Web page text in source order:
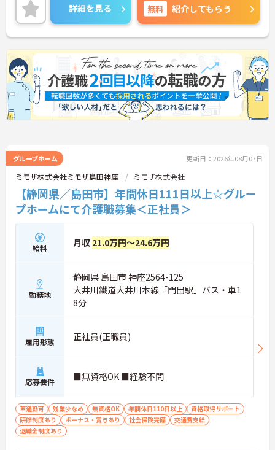
伝えしますのでお気軽にお問い合わせくださいま
せ。
詳細を見る 無料 紹介してもらう
グループホーム 更新日：2026年08月07日
ミモザ株式会社ミモザ島田神座 ミモザ株式会社
【静岡県／島田市】年間休日111日以上☆グルー
プホームにて介護職募集＜正社員＞
給料 月収 21.0万円～24.6万円
勤務地
静岡県 島田市 神座2564-125
大井川鐵道大井川本線「門出駅」バス・車1
8分
雇用形態 正社員(正職員)
応募要件 ■無資格OK ■経験不問
車通勤可 残業少なめ 無資格OK 年間休日110日以上
資格取得サポート
研修制度あり
ボーナス・賞与あり 社会保険完備
交通費支給
退職金制度あり